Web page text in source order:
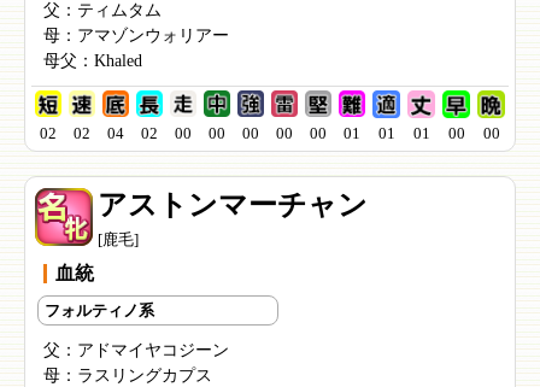
父： ティムタム
母： アマゾンウォリアー
母父： Khaled
02 02 04 02 00 00 00 00 00 01 01 01 00 00
アストンマーチャン
[鹿毛]
血統
フォルティノ系
父： アドマイヤコジーン
母： ラスリングカプス